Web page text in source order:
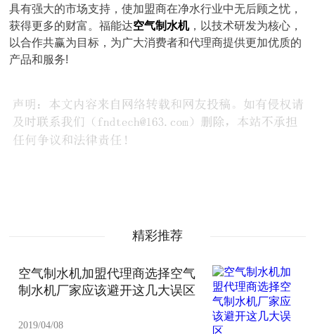
具有强大的市场支持，使加盟商在净水行业中无后顾之忧，
获得更多的财富。福能达空气制水机，以技术研发为核心，
以合作共赢为目标，为广大消费者和代理商提供更加优质的
产品和服务!
精彩推荐
空气制水机加盟代理商选择空气
制水机厂家应该避开这几大误区
2019/04/08